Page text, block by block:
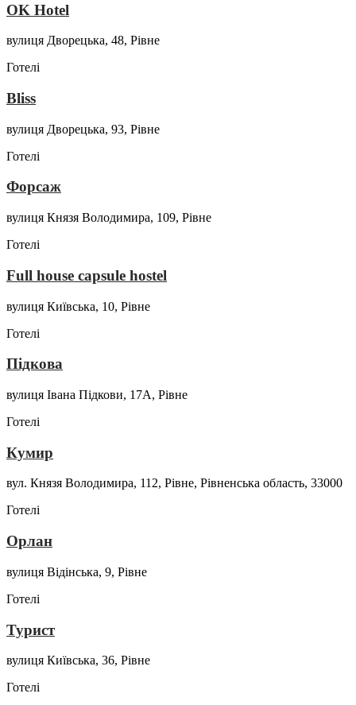
OK Hotel
вулиця Дворецька, 48, Рівне
Готелі
Bliss
вулиця Дворецька, 93, Рівне
Готелі
Форсаж
вулиця Князя Володимира, 109, Рівне
Готелі
Full house capsule hostel
вулиця Київська, 10, Рівне
Готелі
Підкова
вулиця Івана Підкови, 17А, Рівне
Готелі
Кумир
вул. Князя Володимира, 112, Рівне, Рівненська область, 33000
Готелі
Орлан
вулиця Відінська, 9, Рівне
Готелі
Турист
вулиця Київська, 36, Рівне
Готелі